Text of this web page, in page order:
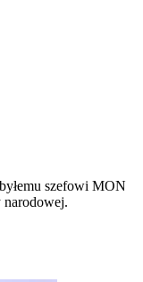
szefowi MON
narodowej.